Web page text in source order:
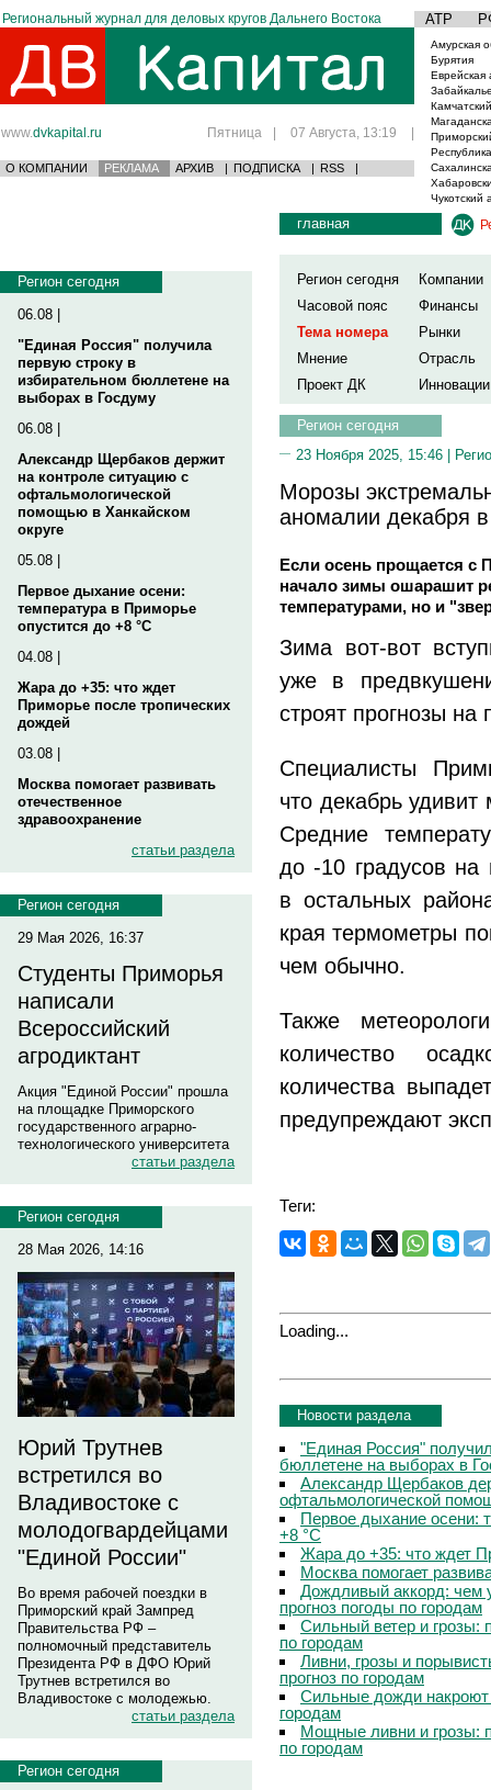
Региональный журнал для деловых кругов Дальнего Востока АТР
www.dvkapital.ru Пятница | 07 Августа, 13:19 |
О КОМПАНИИ РЕКЛАМА АРХИВ | ПОДПИСКА | RSS |
Амурская
Бурятия
Еврейская
Чукотский
Регион сегодня
06.08 |
"Единая Россия" получила
первую строку в
избирательном бюллетене на
выборах в Госдуму
06.08 |
Александр Щербаков держит
на контроле ситуацию с
офтальмологической
помощью в Ханкайском
округе
05.08 |
Первое дыхание осени:
температура в Приморье
опустится до +8 °C
04.08 |
Жара до +35: что ждет
Приморье после тропических
дождей
03.08 |
Москва помогает развивать
отечественное
здравоохранение
статьи раздела
Регион сегодня
29 Мая 2026, 16:37
Студенты Приморья
написали
Всероссийский
агродиктант
Акция "Единой России" прошла
на площадке Приморского
государственного аграрно-
технологического университета
статьи раздела
Регион сегодня
28 Мая 2026, 14:16
Юрий Трутнев
встретился во
Владивостоке с
молодогвардейцами
"Единой России"
Во время рабочей поездки в
Приморский край Зампред
Правительства РФ –
полномочный представитель
Президента РФ в ДФО Юрий
Трутнев встретился во
Владивостоке с молодежью.
статьи раздела
Регион сегодня
главная
Регион сегодня
Компании
Часовой пояс
Финансы
Тема номера
Рынки
Мнение
Отрасль
Проект ДК
Инновации
Регион сегодня
23 Ноября 2025, 15:46 |
Морозы
аномалии декабря
Если осень прощается с
начало зимы ошарашит
температурами, но и
Зима вот-вот
уже в
строят прогнозы на
Специалисты
что декабрь
Средние
до -10 градусов на
в остальных
края термометры
чем обычно.
Также
количество
количества
предупреждают
Теги:
Loading...
Новости раздела
"Единая Россия"
бюллетене на выборах в
Александр Щербаков
офтальмологической
Первое дыхание осени:
+8 °C
Жара до +35: что ждет
Москва помогает
Дождливый аккорд: чем
прогноз погоды по городам
Сильный ветер и грозы:
по городам
Ливни, грозы и
прогноз по городам
Сильные дожди
городам
Мощные ливни и грозы:
по городам